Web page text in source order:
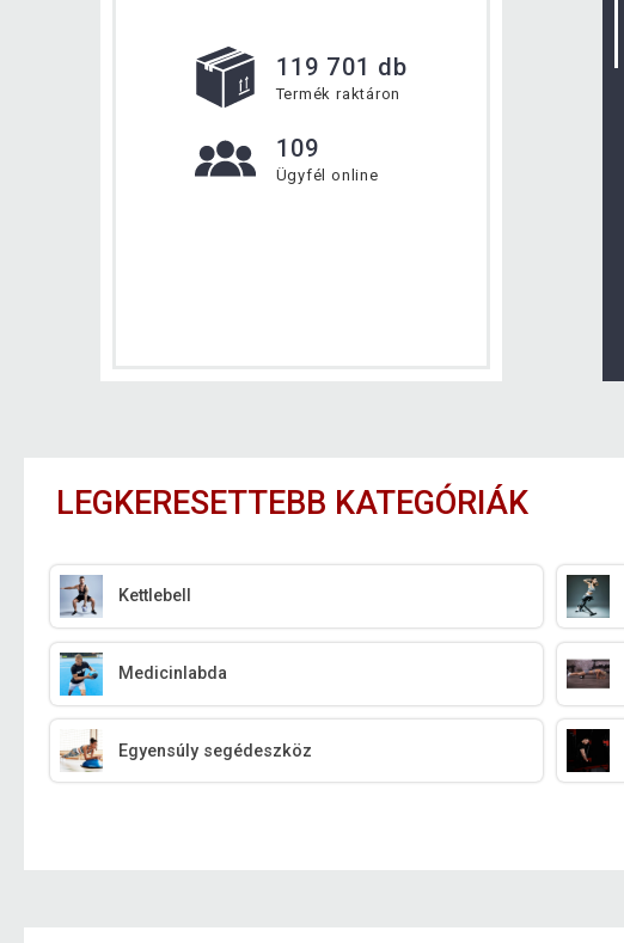
119 701 db
Termék raktáron
109
Ügyfél online
LEGKERESETTEBB KATEGÓRIÁK
Kettlebell
Medicinlabda
Egyensúly segédeszköz